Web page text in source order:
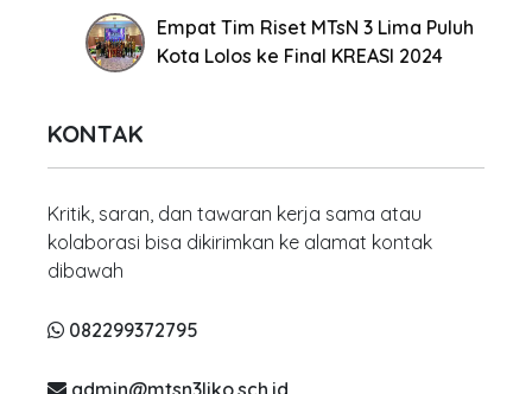
Empat Tim Riset MTsN 3 Lima Puluh
Kota Lolos ke Final KREASI 2024
KONTAK
Kritik, saran, dan tawaran kerja sama atau
kolaborasi bisa dikirimkan ke alamat kontak
dibawah
082299372795
admin@mtsn3liko.sch.id